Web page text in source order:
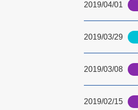
2019/04/01
2019/03/29
2019/03/08
2019/02/15